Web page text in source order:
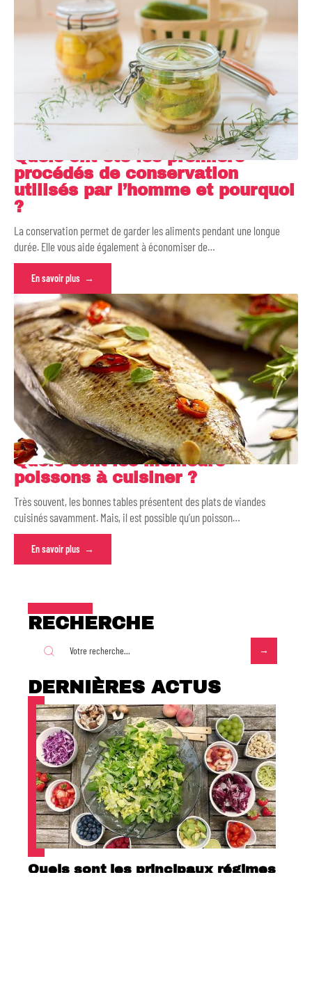
Quels ont été les premiers
procédés de conservation
utilisés par l’homme et pourquoi
?
La conservation permet de garder les aliments pendant une longue
durée. Elle vous aide également à économiser de…
En savoir plus
Quels sont les meilleurs
poissons à cuisiner ?
Très souvent, les bonnes tables présentent des plats de viandes
cuisinés savamment. Mais, il est possible qu’un poisson…
En savoir plus
RECHERCHE
DERNIÈRES ACTUS
Quels sont les principaux régimes